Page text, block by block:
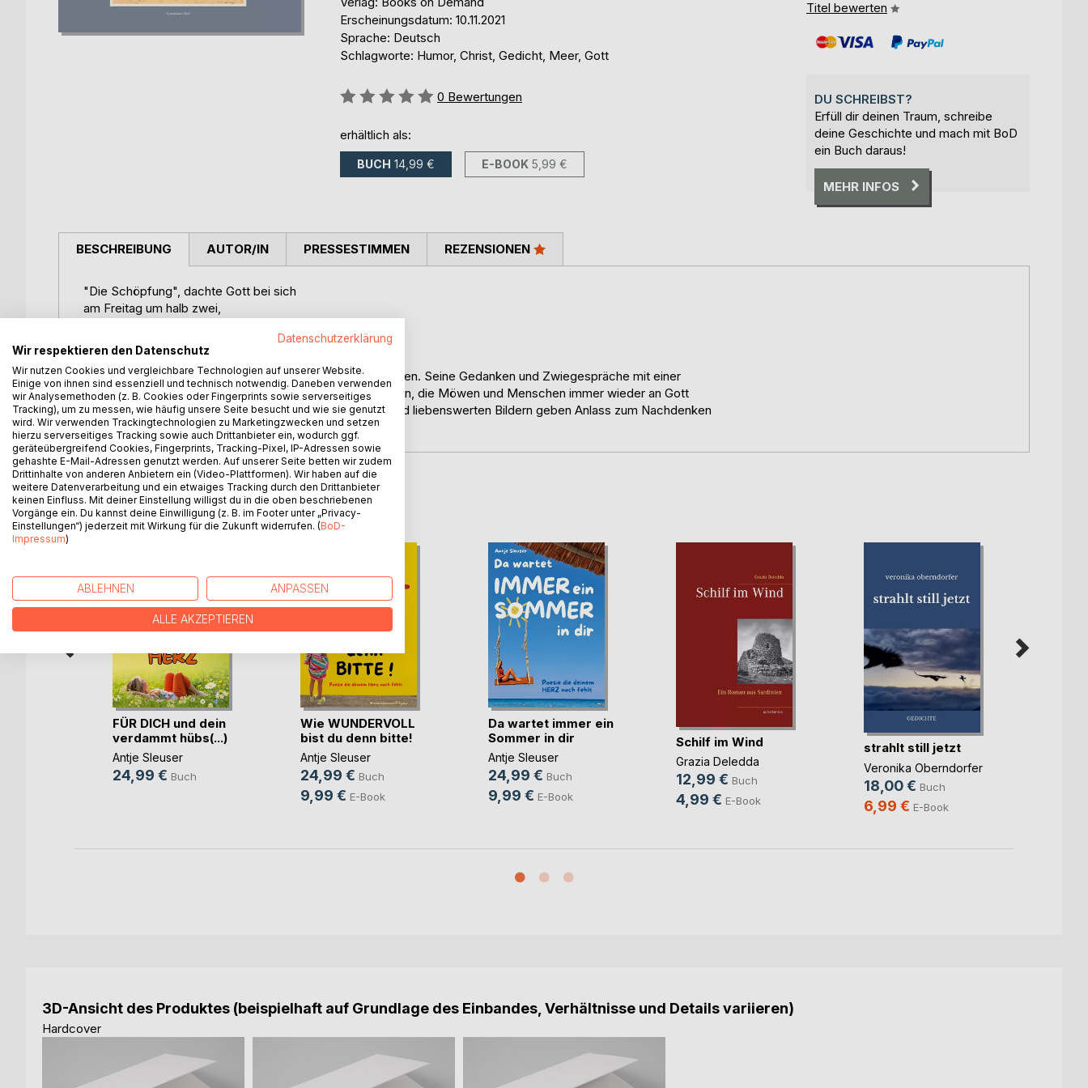
Erscheinungsdatum: 10.11.2021
Sprache: Deutsch
Schlagworte: Humor, Christ, Gedicht, Meer, Gott
Bewertung::
0 Bewertungen
erhältlich als:
BUCH 14,99 € E-BOOK 5,99 €
Titel bewerten
DU SCHREIBST?
Erfüll dir deinen Traum, schreibe
deine Geschichte und mach mit BoD
ein Buch daraus!
MEHR INFOS
BESCHREIBUNG
"Die Schöpfung", dachte Gott bei sich
am Freitag um halb zwei,
Man ist nicht mehr so frei ..."
Höchste Zeit für Gott, mal ein paar Tage ans Meer zu fahren. Seine Gedanken und Zwiegespräche mit einer
eifersüchtigen Möwe bieten Einblicke in die großen Fragen, die Möwen und Menschen immer wieder an Gott
haben. Diese und alle Antworten in feinsinnigen Versen und liebenswerten Bildern geben Anlass zum Nachdenken
und Schmunzeln.
AUTOR/IN PRESSESTIMMEN REZENSIONEN
WEITERE TITEL BEIBoD
FÜR DICH und dein
verdammt hübs(...)
Antje Sleuser
24,99 € Buch
Wie WUNDERVOLL
bist du denn bitte!
Antje Sleuser
24,99 € Buch
9,99 € E-Book
Da wartet immer ein
Sommer in dir
Antje Sleuser
24,99 € Buch
9,99 € E-Book
Schilf im Wind
Grazia Deledda
12,99 € Buch
4,99 € E-Book
strahlt still jetzt
Veronika Oberndorfer
18,00 € Buch
6,99 € E-Book
3D-Ansicht des Produktes (beispielhaft auf Grundlage des Einbandes, Verhältnisse und Details variieren)
Hardcover
Datenschutzerklärung
Wir respektieren den Datenschutz
Wir nutzen Cookies und vergleichbare Technologien auf unserer Website.
Einige von ihnen sind essenziell und technisch notwendig. Daneben verwenden
wir Analysemethoden (z. B. Cookies oder Fingerprints sowie serverseitiges
Tracking), um zu messen, wie häufig unsere Seite besucht und wie sie genutzt
wird. Wir verwenden Trackingtechnologien zu Marketingzwecken und setzen
hierzu serverseitiges Tracking sowie auch Drittanbieter ein, wodurch ggf.
geräteübergreifend Cookies, Fingerprints, Tracking-Pixel, IP-Adressen sowie
gehashte E-Mail-Adressen genutzt werden. Auf unserer Seite betten wir zudem
Drittinhalte von anderen Anbietern ein (Video-Plattformen). Wir haben auf die
weitere Datenverarbeitung und ein etwaiges Tracking durch den Drittanbieter
keinen Einfluss. Mit deiner Einstellung willigst du in die oben beschriebenen
Vorgänge ein. Du kannst deine Einwilligung (z. B. im Footer unter „Privacy-
Einstellungen“) jederzeit mit Wirkung für die Zukunft widerrufen. (BoD-
Impressum)
ABLEHNEN ANPASSEN
ALLE AKZEPTIEREN